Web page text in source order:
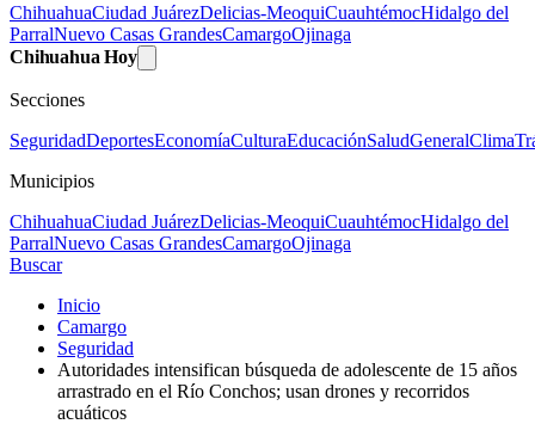
ChihuahuaCiudad JuárezDelicias-MeoquiCuauhtémocHidalgo del
ParralNuevo Casas GrandesCamargoOjinaga
Chihuahua Hoy
Secciones
SeguridadDeportesEconomíaCulturaEducaciónSaludGeneralClima
Municipios
ChihuahuaCiudad JuárezDelicias-MeoquiCuauhtémocHidalgo del
ParralNuevo Casas GrandesCamargoOjinaga
Buscar
Inicio
Camargo
Seguridad
Autoridades intensifican búsqueda de adolescente de 15 años
arrastrado en el Río Conchos; usan drones y recorridos
acuáticos